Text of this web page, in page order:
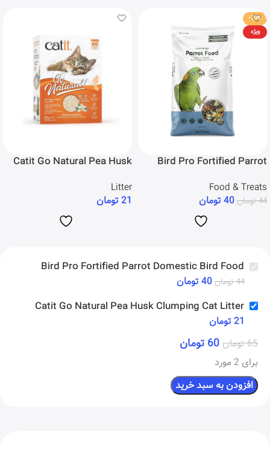
-10%
ویژه
Bird Pro Fortified Parrot
Food & Treats
44تومان40تومان
Catit Go Natural Pea Husk
Litter
21تومان
Bird Pro Fortified Parrot Domestic Bird Food
44تومان40تومان
Catit Go Natural Pea Husk Clumping Cat Litter
21تومان
65تومان 60 تومان
برای 2 مورد
افزودن به سبد خرید